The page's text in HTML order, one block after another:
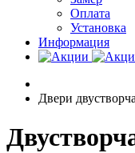
Оплата
Установка
Информация
Двери